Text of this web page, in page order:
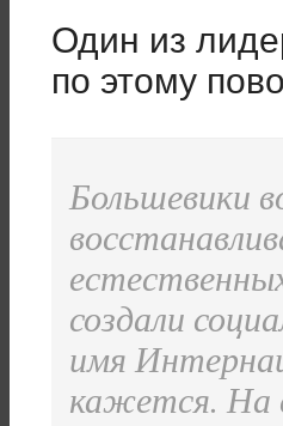
Один из
по этому
Большевики
создали
имя
кажется. На